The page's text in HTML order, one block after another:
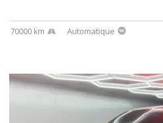
70000 km Automatique